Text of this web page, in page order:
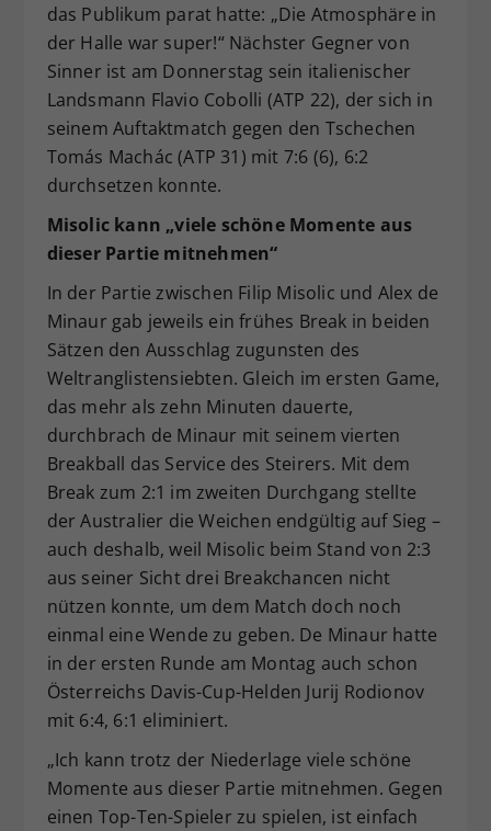
das Publikum parat hatte: „Die Atmosphäre in
der Halle war super!“ Nächster Gegner von
Sinner ist am Donnerstag sein italienischer
Landsmann Flavio Cobolli (ATP 22), der sich in
seinem Auftaktmatch gegen den Tschechen
Tomás Machác (ATP 31) mit 7:6 (6), 6:2
durchsetzen konnte.
Misolic kann „viele schöne Momente aus
dieser Partie mitnehmen“
In der Partie zwischen Filip Misolic und Alex de
Minaur gab jeweils ein frühes Break in beiden
Sätzen den Ausschlag zugunsten des
Weltranglistensiebten. Gleich im ersten Game,
das mehr als zehn Minuten dauerte,
durchbrach de Minaur mit seinem vierten
Breakball das Service des Steirers. Mit dem
Break zum 2:1 im zweiten Durchgang stellte
der Australier die Weichen endgültig auf Sieg –
auch deshalb, weil Misolic beim Stand von 2:3
aus seiner Sicht drei Breakchancen nicht
nützen konnte, um dem Match doch noch
einmal eine Wende zu geben. De Minaur hatte
in der ersten Runde am Montag auch schon
Österreichs Davis-Cup-Helden Jurij Rodionov
mit 6:4, 6:1 eliminiert.
„Ich kann trotz der Niederlage viele schöne
Momente aus dieser Partie mitnehmen. Gegen
einen Top-Ten-Spieler zu spielen, ist einfach